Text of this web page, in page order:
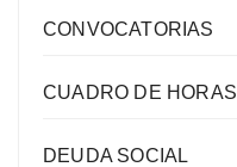
CONVOCATORIAS
CUADRO DE HORAS
DEUDA SOCIAL